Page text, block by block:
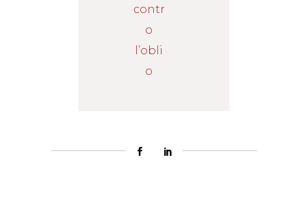
contr
o
l’obli
o